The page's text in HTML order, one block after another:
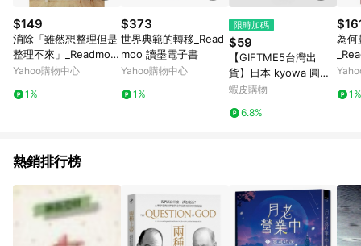
$149
消除「雖然想整理但是
整理不來」_Readmoo
讀墨電子書
Yahoo購物中心
1%
$373
世界典範的轉移_Read
moo 讀墨電子書
Yahoo購物中心
1%
限時加碼
$59
【GIFTME5台灣出
貨】日本 kyowa 圓形
便利貼 手賬 索引貼 標
重點 禮物貼 贈品貼
蝦皮購物
6.8%
為何
1%
熱銷排行榜